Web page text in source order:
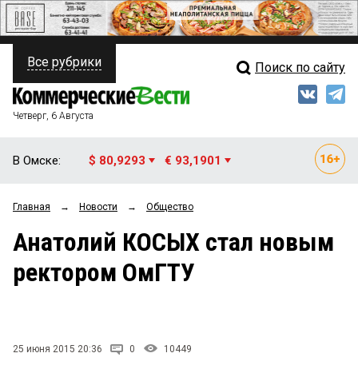
ПОЛИТИКА
ФИНАНСЫ
ОБЩЕСТВО
ЗАКОН
НОВОСТИ КОМПАНИЙ
Свежий выпуск
Рейтинги
Все рубрики Поиск по сайту
Четверг, 6 Августа
В Омске: $ 80,9293 € 93,1901
Главная → Новости → Общество
Анатолий КОСЫХ стал новым
ректором ОмГТУ
25 июня 2015 20:36 0 10449